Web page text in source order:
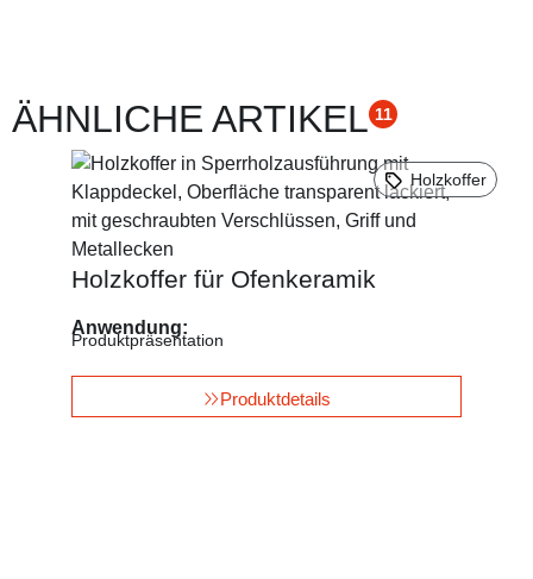
ÄHNLICHE ARTIKEL 11
Holzkoffer
Holzkoffer für Ofenkeramik
Anwendung:
Produktpräsentation
Produktdetails